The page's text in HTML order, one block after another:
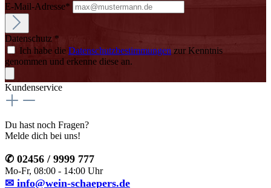
E-Mail-Adresse*
Datenschutz *
Ich habe die Datenschutzbestimmungen zur Kenntnis
genommen und erkenne diese an.
Kundenservice
Du hast noch Fragen?
Melde dich bei uns!
✆ 02456 / 9999 777
Mo-Fr, 08:00 - 14:00 Uhr
✉ info@wein-schaepers.de